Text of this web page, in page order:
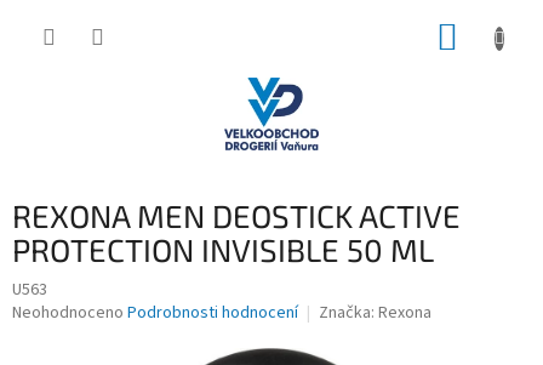
REXONA MEN DEOSTICK ACTIVE
PROTECTION INVISIBLE 50 ML
U563
Průměrné
Neohodnoceno Podrobnosti hodnocení Značka: Rexona